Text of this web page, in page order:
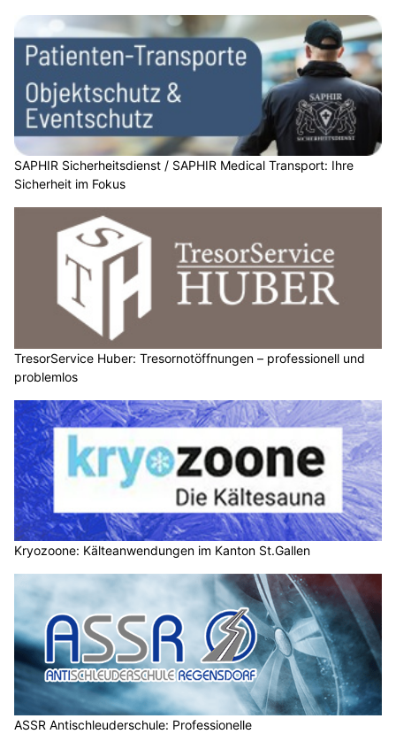
SAPHIR Sicherheitsdienst / SAPHIR Medical Transport: Ihre
Sicherheit im Fokus
TresorService Huber: Tresornotöffnungen – professionell und
problemlos
Kryozoone: Kälteanwendungen im Kanton St.Gallen
ASSR Antischleuderschule: Professionelle